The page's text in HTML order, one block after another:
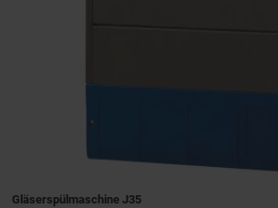
Gläserspülmaschine J35